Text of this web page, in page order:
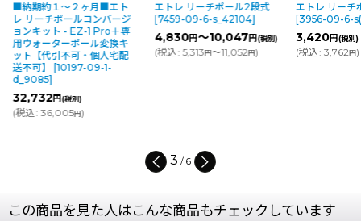
■納期約１〜２ヶ月■エト
レ リーチポールコンバージ
ョンキット - EZ-1 Pro＋専
用ウォーターポール変換キ
ット【代引不可・個人宅配
送不可】
[10197-09-1-
d_9085]
32,732円(税別)
(税込: 36,005円)
エトレ リーチポール2段式
[7459-09-6-s_42104]
4,830円～10,047円(税別)
(税込: 5,313円～11,052円)
エトレ リーチ
[3956-09-6-
3,420円(税別)
(税込: 3,762円)
3 / 6
この商品を見た人はこんな商品もチェックしています